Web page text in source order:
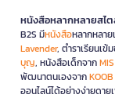
หนังสือหลากหลายสไ
B2S มีหนังสือหลากหลา
Lavender, ตำราเรียนเข้
บุญ, หนังสือเด็กจากMIS
พัฒนาตนเองจากKOOB
ออนไลน์ได้อย่างง่ายดา